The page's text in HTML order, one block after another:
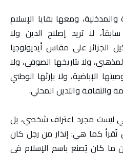
والمدخلية، ومعها بقايا الإسلام
لا تريد إصلاح الدين ولا
الجزائر على مقاس أيديولوجيا
ولا بتاريخها الصوفي، ولا
الإباضية، ولا بإرثها الوطني
والثقافة والتدين المحلي.
ليست مجرد اعتراف شخصي، بل
كما هي: إنذار من رجل كان
ما كان يُصنع باسم الإسلام في